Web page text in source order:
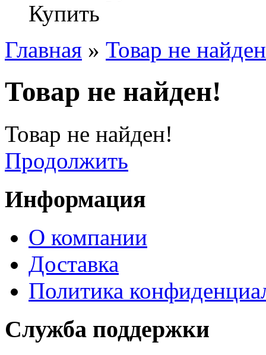
Купить
Главная » Товар не
Товар не найден!
Товар не найден!
Продолжить
Информация
О компании
Доставка
Политика
Служба поддержки